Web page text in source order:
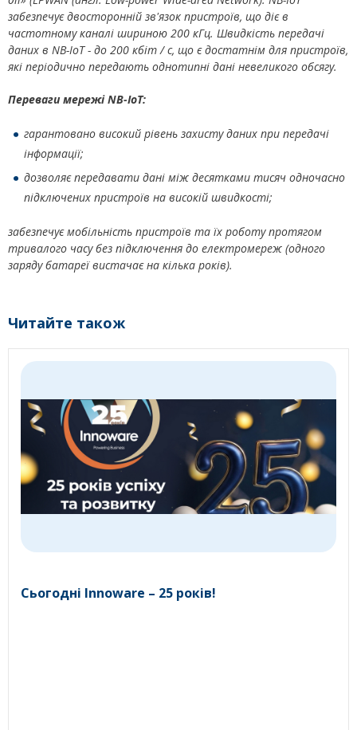
забезпечує двосторонній зв'язок пристроїв, що діє в
частотному каналі шириною 200 кГц. Швидкість передачі
даних в NB-IoT - до 200 кбіт / с, що є достатнім для пристроїв,
які періодично передають однотипні дані невеликого обсягу.
Переваги мережі NB-IoT:
гарантовано високий рівень захисту даних при передачі
інформації;
дозволяє передавати дані між десятками тисяч одночасно
підключених пристроїв на високій швидкості;
забезпечує мобільність пристроїв та їх роботу протягом
тривалого часу без підключення до електромереж (одного
заряду батареї вистачає на кілька років).
Читайте також
Сьогодні Innoware – 25 років!